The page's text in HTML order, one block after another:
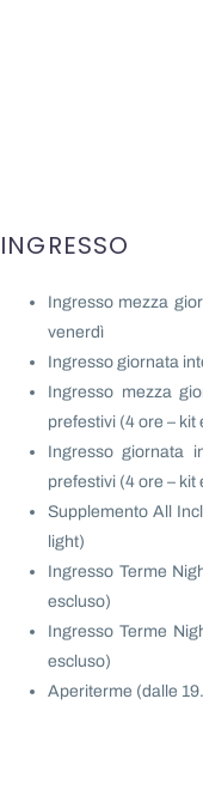
INGRESSO
Ingresso mezza
venerdì
Ingresso giornata
Ingresso mezza
prefestivi (4 ore –
Ingresso giornata
prefestivi (4 ore –
Supplemento All
light)
Ingresso Terme
escluso)
Ingresso Terme
escluso)
Aperiterme (dalle